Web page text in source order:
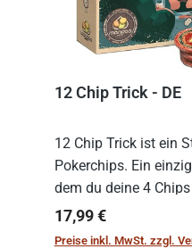
12 Chip Trick - DE
12 Chip Trick ist ein
Pokerchips. Ein
dem du deine 4
Wer die Chips mit
hat, gewinnt die
Regulärer Preis:
17,99 €
Preise inkl. MwSt. zzgl.